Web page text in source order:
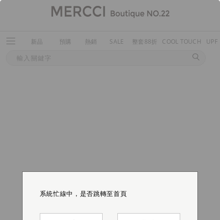
新品 預購 熱銷 SALE 整套88折 COOL TOUCH
系統忙線中，是否跳轉至首頁
系統忙線中，是否跳轉至首頁
系統忙線中，是否跳轉至首頁
系統忙線中，是否跳轉至首頁
系統忙線中，是否跳轉至首頁